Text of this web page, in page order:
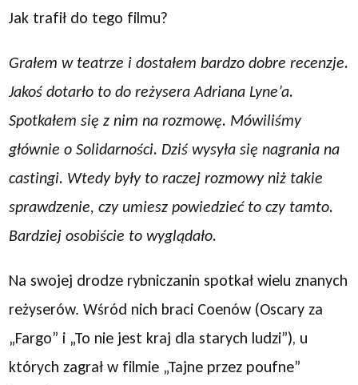
Jak trafił do tego filmu?
Grałem w teatrze i dostałem bardzo dobre recenzje.
Jakoś dotarło to do reżysera Adriana Lyne’a.
Spotkałem się z nim na rozmowę. Mówiliśmy
głównie o Solidarności. Dziś wysyła się nagrania na
castingi. Wtedy były to raczej rozmowy niż takie
sprawdzenie, czy umiesz powiedzieć to czy tamto.
Bardziej osobiście to wyglądało.
Na swojej drodze rybniczanin spotkał wielu znanych
reżyserów. Wśród nich braci Coenów (Oscary za
„Fargo” i „To nie jest kraj dla starych ludzi”), u
których zagrał w filmie „Tajne przez poufne”